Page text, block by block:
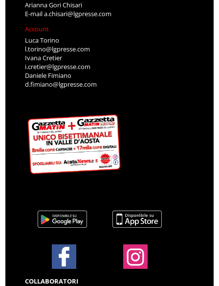
Arianna Gori Chisari
E-maila.chisari@lgpresse.com
Account
Luca Torino
l.torino@lgpresse.com
Ivana Cretier
i.cretier@lgpresse.com
Daniele Fimiano
d.fimiano@lgpresse.com
COLLABORATORI